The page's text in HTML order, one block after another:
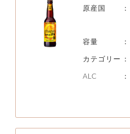
原産国 ：
容量
：
カテゴリー ：
ALC
：